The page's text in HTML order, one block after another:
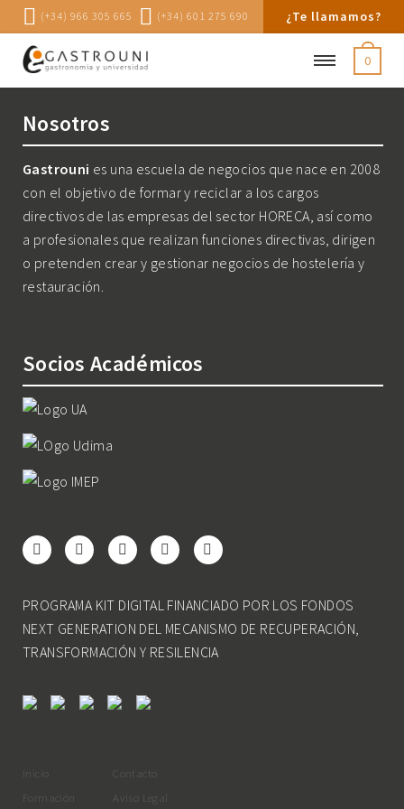
(+34) 966 305 665 (+34) 601 275 690 ¿Te llamamos?
0
Nosotros
Gastrouni es una escuela de negocios que nace en 2008
con el objetivo de formar y reciclar a los cargos
directivos de las empresas del sector HORECA, así como
a profesionales que realizan funciones directivas, dirigen
o pretenden crear y gestionar negocios de hostelería y
restauración.
Socios Académicos
PROGRAMA KIT DIGITAL FINANCIADO POR LOS FONDOS
NEXT GENERATION DEL MECANISMO DE RECUPERACIÓN,
TRANSFORMACIÓN Y RESILENCIA
Inicio
Formación
Contacto
Aviso Legal